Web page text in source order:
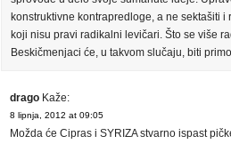
konstruktivne kontrapredloge, a ne sektašiti
koji nisu pravi radikalni levičari. Što se više
Beskičmenjaci će, u takvom slučaju, biti
drago Kaže:
8 lipnja, 2012 at 09:05
Možda će Cipras i SYRIZA stvarno ispast